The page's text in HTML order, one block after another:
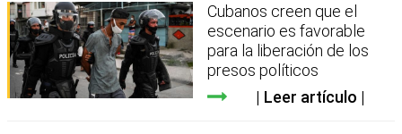
Cubanos creen que el
escenario es favorable
para la liberación de los
presos políticos
Leer artículo